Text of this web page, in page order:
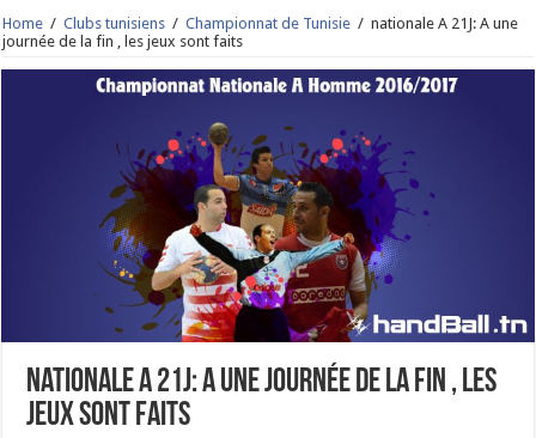
Home / Clubs tunisiens / Championnat de Tunisie / nationale A 21J: A une
journée de la fin , les jeux sont faits
nationale A 21J: A une journée de la fin , les
jeux sont faits